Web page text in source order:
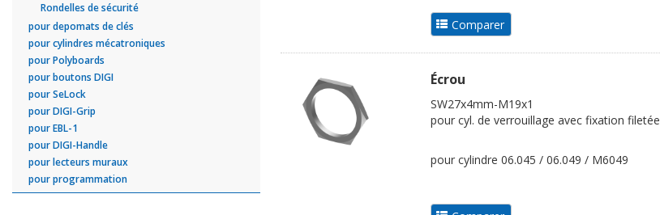
Rondelles de sécurité
pour depomats de clés
pour cylindres mécatroniques
pour Polyboards
pour boutons DIGI
pour SeLock
pour DIGI-Grip
pour EBL-1
pour DIGI-Handle
pour lecteurs muraux
pour programmation
Écrou
SW27x4mm-M19x1
pour cyl. de verrouillage avec fixation filetée
pour cylindre 06.045 / 06.049 / M6049